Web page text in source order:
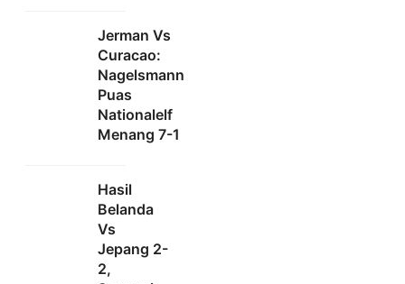
Jerman Vs
Curacao:
Nagelsmann
Puas
Nationalelf
Menang 7-1
Hasil
Belanda
Vs
Jepang 2-
2,